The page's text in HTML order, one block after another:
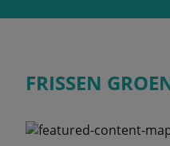
FRISSEN